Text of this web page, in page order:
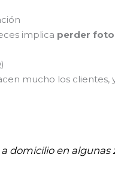
implica perder
mucho los
domicilio en